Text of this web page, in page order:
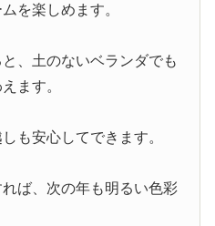
を楽しめます。
、土のないベランダでも
ます。
も安心してできます。
ば、次の年も明るい色彩